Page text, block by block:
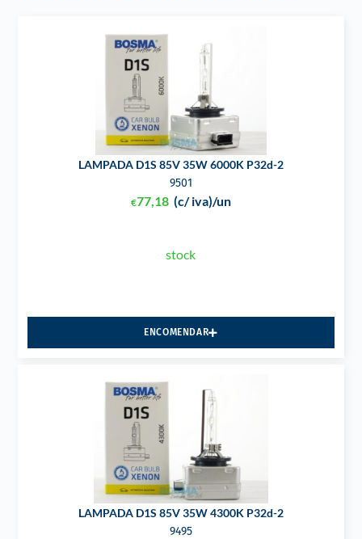
LAMPADA D1S 85V 35W 6000K P32d-2
9501
€77,18 (c/ iva)/un
stock
ENCOMENDAR
LAMPADA D1S 85V 35W 4300K P32d-2
9495